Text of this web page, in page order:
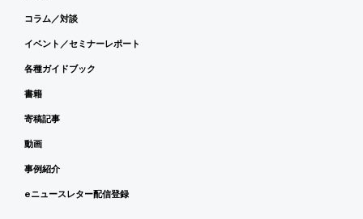
コラム／対談
イベント／セミナーレポート
各種ガイドブック
書籍
寄稿記事
動画
事例紹介
eニュースレター配信登録